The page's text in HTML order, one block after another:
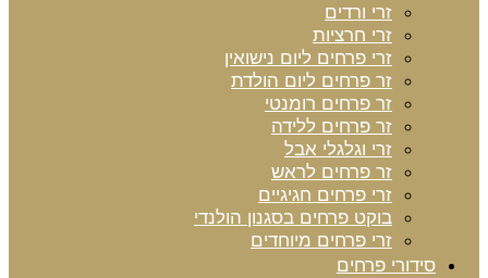
זרי ורדים
זרי חרציות
זרי פרחים ליום נישואין
זר פרחים ליום הולדת
זר פרחים רומנטי
זר פרחים ללידה
זרי וגלגלי אבל
זר פרחים לראש
זרי פרחים חגיגיים
בוקט פרחים בסגנון הולנדי
זרי פרחים מיוחדים
סידורי פרחים